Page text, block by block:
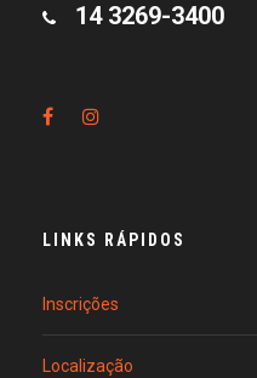
14 3269-3400
LINKS RÁPIDOS
Inscrições
Localização